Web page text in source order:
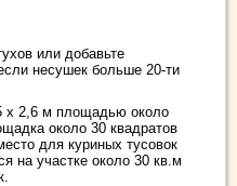
или добавьте
несушек больше 20-ти
х 2,6 м площадью около
около 30 квадратов
для куриных тусовок
на участке около 30 кв.м